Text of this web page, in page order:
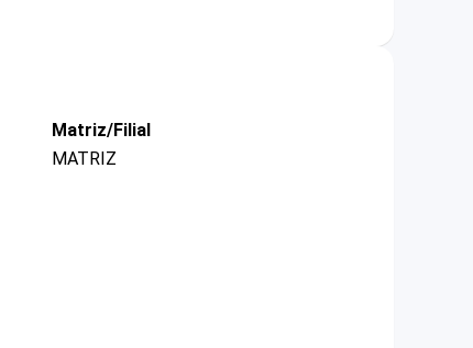
Matriz/Filial
MATRIZ